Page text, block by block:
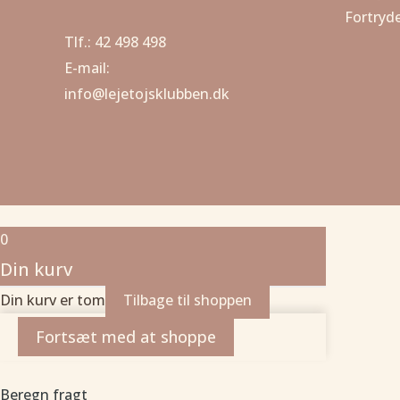
Tlf.: 42 498 498
E-mail:
info@lejetojsklubben.dk
0
Din kurv
Din kurv er tom Tilbage til shoppen
Fortsæt med at shoppe
Beregn fragt